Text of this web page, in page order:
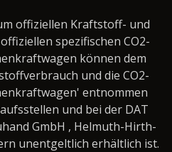
offiziellen Kraftstoff- und
spezifischen CO2-
können dem
und die CO2-
entnommen
und bei der DAT
GmbH , Helmuth-Hirth-
unentgeltlich erhältlich ist.